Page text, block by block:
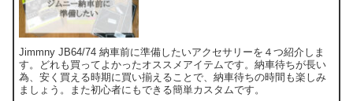
Jimmny JB64/74 納車前に準備したいアクセサリーを４つ紹介しま
す。どれも買ってよかったオススメアイテムです。納車待ちが長い
為、安く買える時期に買い揃えることで、納車待ちの時間も楽しみ
ましょう。また初心者にもできる簡単カスタムです。